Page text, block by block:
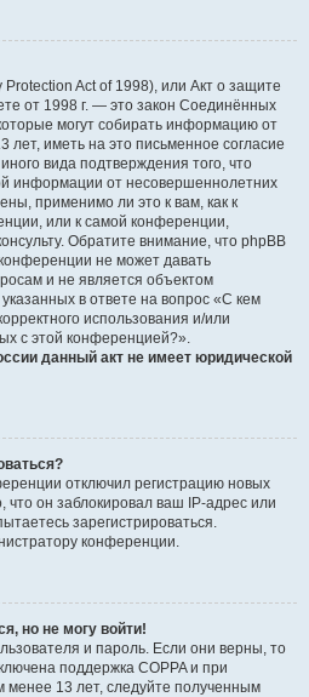
Protection Act of 1998), или Акт о защите
от 1998 г. — это закон Соединённых
могут собирать информацию от
иметь на это письменное согласие
вида подтверждения того, что
информации от несовершеннолетних
применимо ли это к вам, как к
или к самой конференции,
Обратите внимание, что phpBB
не может давать
и не является объектом
в ответе на вопрос «С кем
использования и/или
с этой конференцией?».
данный акт не имеет юридической
отключил регистрацию новых
что он заблокировал ваш IP-адрес или
зарегистрироваться.
конференции.
но не могу войти!
и пароль. Если они верны, то
поддержка COPPA и при
менее 13 лет, следуйте полученным